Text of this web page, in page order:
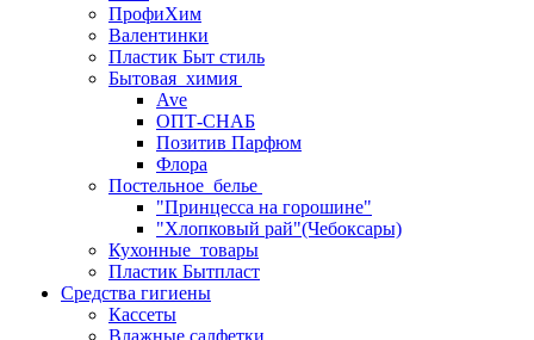
ПрофиХим
Валентинки
Пластик Быт стиль
Бытовая_химия
Ave
ОПТ-СНАБ
Позитив Парфюм
Флора
Постельное_белье
"Принцесса на горошине"
"Хлопковый рай"(Чебоксары)
Кухонные_товары
Пластик Бытпласт
Средства гигиены
Кассеты
Влажные салфетки